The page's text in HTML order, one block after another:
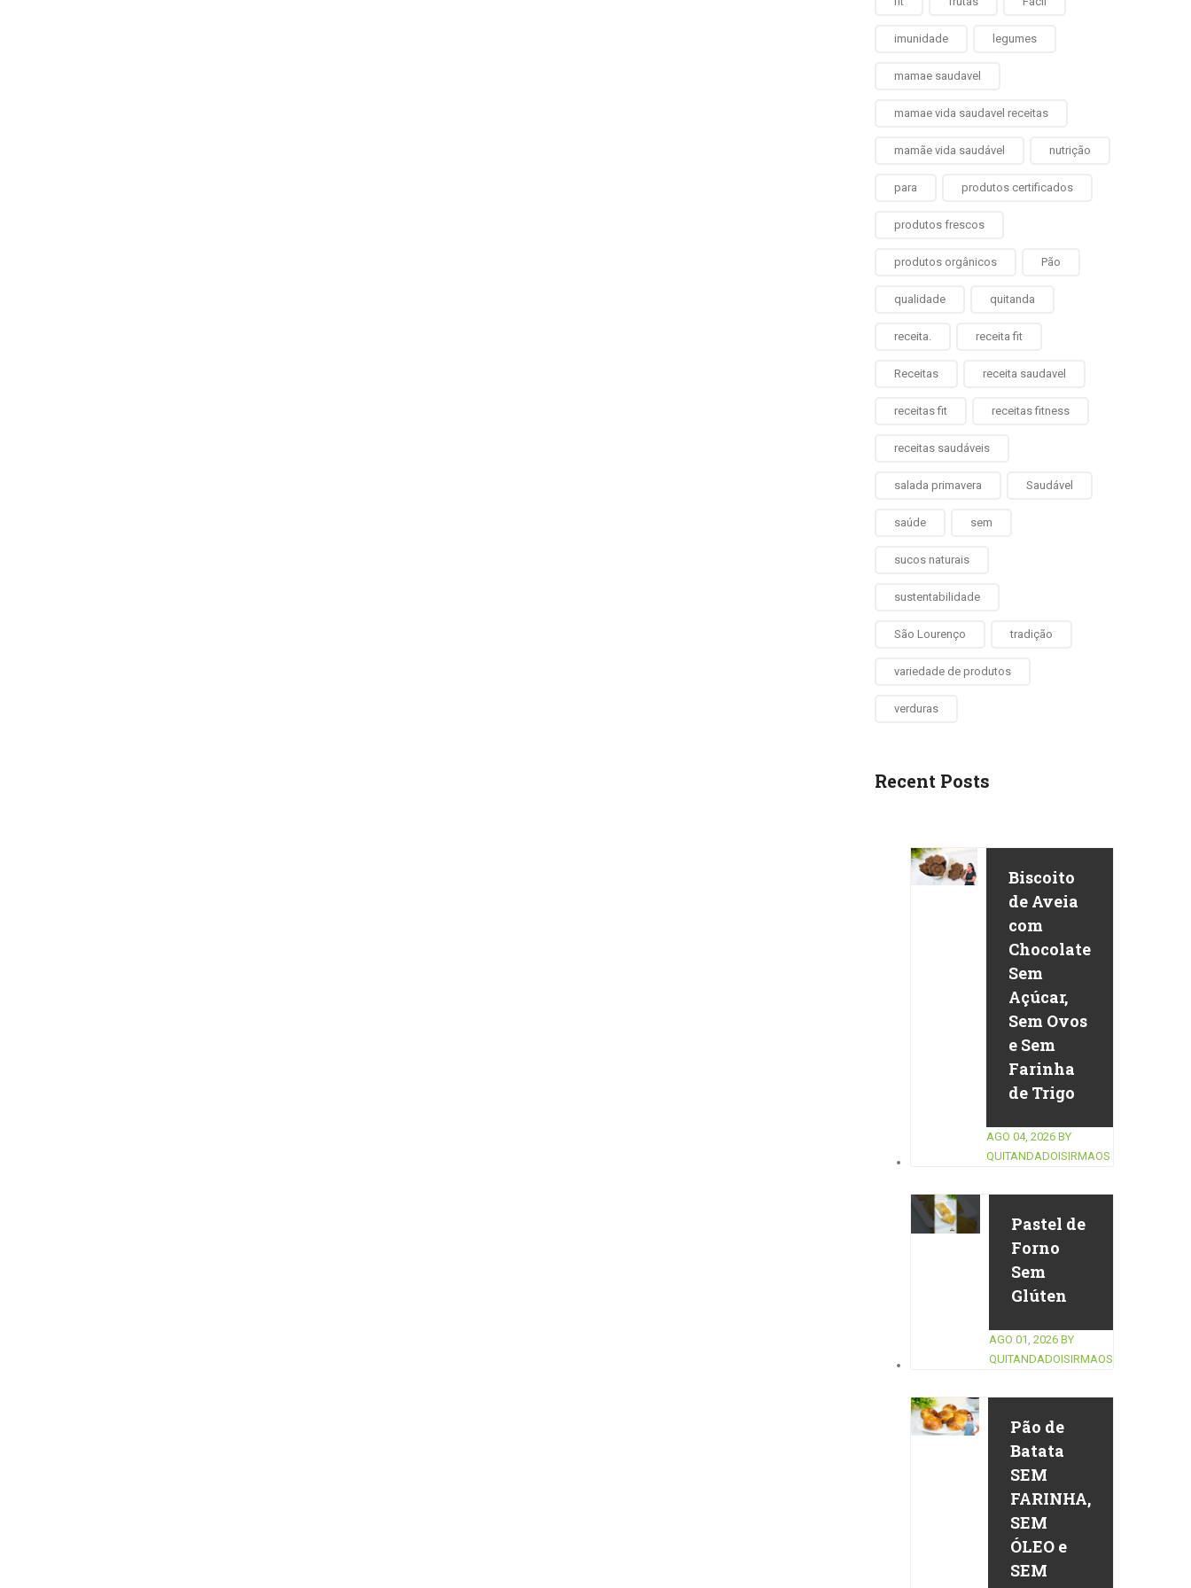
imunidade legumes
mamae saudavel
mamae vida saudavel receitas
mamãe vida saudável nutrição
para produtos certificados
produtos frescos
produtos orgânicos Pão
qualidade quitanda
receita. receita fit
Receitas receita saudavel
receitas fit receitas fitness
receitas saudáveis
salada primavera Saudável
saúde sem
sucos naturais
sustentabilidade
São Lourenço tradição
variedade de produtos
verduras
Recent Posts
Biscoito
de Aveia
com
Chocolate
Sem
Açúcar,
Sem Ovos
e Sem
Farinha
de Trigo
AGO 04, 2026 BY
QUITANDADOISIRMAOS
Pastel de
Forno
Sem
Glúten
AGO 01, 2026 BY
QUITANDADOISIRMAOS
Pão de
Batata
SEM
FARINHA,
SEM
ÓLEO e
SEM